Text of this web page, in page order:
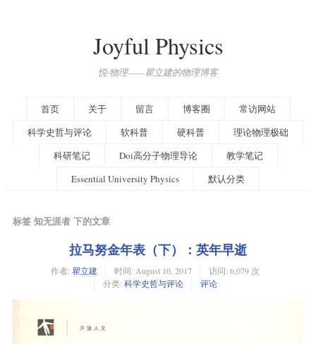
Joyful Physics
悦·物理——瞿立建的物理博客
首页 关于 留言 博客圈
常访网站
科学史哲与评论
软科普 硬科普
理论物理极础
科研笔记
Doi高分子物理导论
教学笔记
Essential University Physics
默认分类
标签 知无涯者 下的文章
拉马努金年表（下）：英年早逝
作者: 瞿立建 时间: August 10, 2017
访问: 6,079 次
分类: 科学史哲与评论 评论